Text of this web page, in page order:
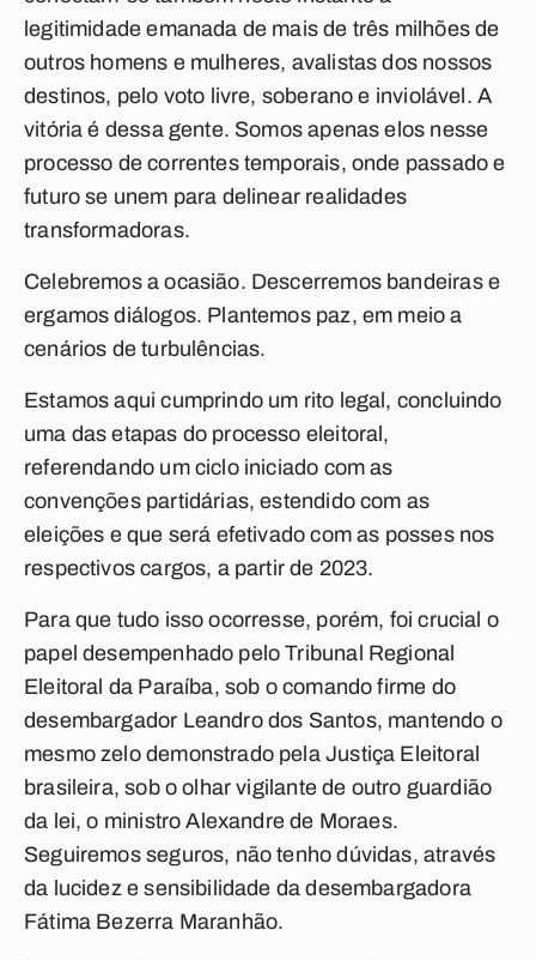
legitimidade emanada de mais de três milhões de
outros homens e mulheres, avalistas dos nossos
destinos, pelo voto livre, soberano e inviolável. A
vitória é dessa gente. Somos apenas elos nesse
processo de correntes temporais, onde passado e
futuro se unem para delinear realidades
transformadoras.
Celebremos a ocasião. Descerremos bandeiras e
ergamos diálogos. Plantemos paz, em meio a
cenários de turbulências.
Estamos aqui cumprindo um rito legal, concluindo
uma das etapas do processo eleitoral,
referendando um ciclo iniciado com as
convenções partidárias, estendido com as
eleições e que será efetivado com as posses nos
respectivos cargos, a partir de 2023.
Para que tudo isso ocorresse, porém, foi crucial o
papel desempenhado pelo Tribunal Regional
Eleitoral da Paraíba, sob o comando firme do
desembargador Leandro dos Santos, mantendo o
mesmo zelo demonstrado pela Justiça Eleitoral
brasileira, sob o olhar vigilante de outro guardião
da lei, o ministro Alexandre de Moraes.
Seguiremos seguros, não tenho dúvidas, através
da lucidez e sensibilidade da desembargadora
Fátima Bezerra Maranhão.